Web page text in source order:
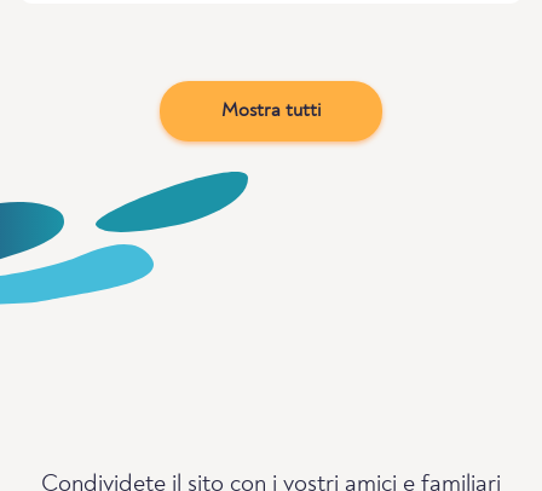
Mostra tutti
Condividete il sito con i vostri amici e familiari